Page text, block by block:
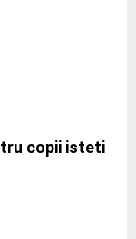
copii isteti